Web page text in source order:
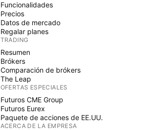
Funcionalidades
Precios
Datos de mercado
Regalar planes
TRADING
Resumen
Brókers
Comparación de brókers
The Leap
OFERTAS ESPECIALES
Futuros CME Group
Futuros Eurex
Paquete de acciones de EE.UU.
ACERCA DE LA EMPRESA